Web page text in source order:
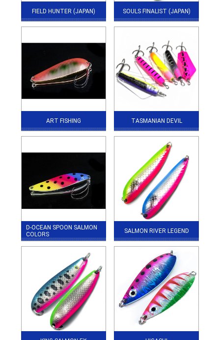
FIELD HUNTER (JAPAN) SOULS FINALIST (JAPAN)
ART FISHING TASMANIAN DEVIL
D-OCEAN SPOON SALMON
COLORS
SALMON RIVER LEGEND